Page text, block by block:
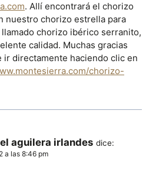
. Allí encontrará el chorizo
nuestro chorizo estrella para
chorizo ibérico serranito,
calidad. Muchas gracias
ir directamente haciendo clic en
chorizo-
aguilera irlandes dice:
a las 8:46 pm